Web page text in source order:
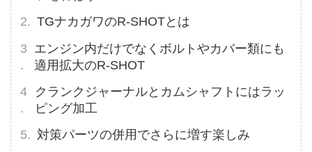
TGナカガワのR-SHOTとは
エンジン内だけでなくボルトやカバー類にも
適用拡大のR-SHOT
クランクジャーナルとカムシャフトにはラッ
ピング加工
対策パーツの併用でさらに増す楽しみ